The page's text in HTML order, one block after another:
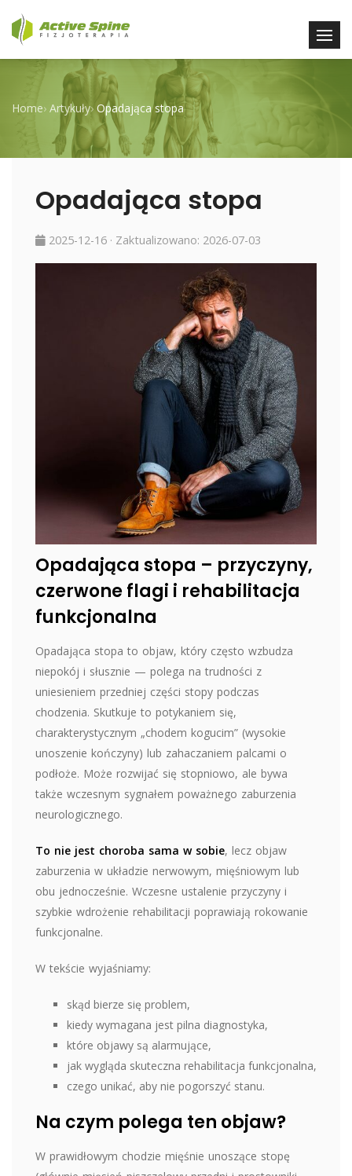
Home› Artykuły› Opadająca stopa
Opadająca stopa
2025-12-16 · Zaktualizowano: 2026-07-03
Opadająca stopa – przyczyny,
czerwone flagi i rehabilitacja
funkcjonalna
Opadająca stopa to objaw, który często wzbudza
niepokój i słusznie — polega na trudności z
uniesieniem przedniej części stopy podczas
chodzenia. Skutkuje to potykaniem się,
charakterystycznym „chodem kogucim” (wysokie
unoszenie kończyny) lub zahaczaniem palcami o
podłoże. Może rozwijać się stopniowo, ale bywa
także wczesnym sygnałem poważnego zaburzenia
neurologicznego.
To nie jest choroba sama w sobie, lecz objaw
zaburzenia w układzie nerwowym, mięśniowym lub
obu jednocześnie. Wczesne ustalenie przyczyny i
szybkie wdrożenie rehabilitacji poprawiają rokowanie
funkcjonalne.
W tekście wyjaśniamy:
skąd bierze się problem,
kiedy wymagana jest pilna diagnostyka,
które objawy są alarmujące,
jak wygląda skuteczna rehabilitacja funkcjonalna,
czego unikać, aby nie pogorszyć stanu.
Na czym polega ten objaw?
W prawidłowym chodzie mięśnie unoszące stopę